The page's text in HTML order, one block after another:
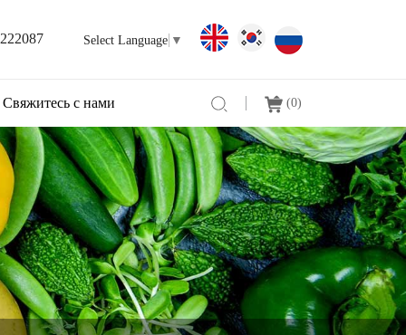
Select Language ▼
Свяжитесь с нами (0)